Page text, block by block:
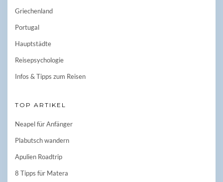
Griechenland
Portugal
Hauptstädte
Reisepsychologie
Infos & Tipps zum Reisen
TOP ARTIKEL
Neapel für Anfänger
Plabutsch wandern
Apulien Roadtrip
8 Tipps für Matera